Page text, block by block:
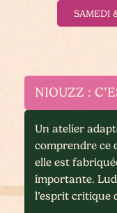
SAMEDI
NIOUZZ :
Un atelier
comprendre ce
elle est
importante.
l’esprit critique